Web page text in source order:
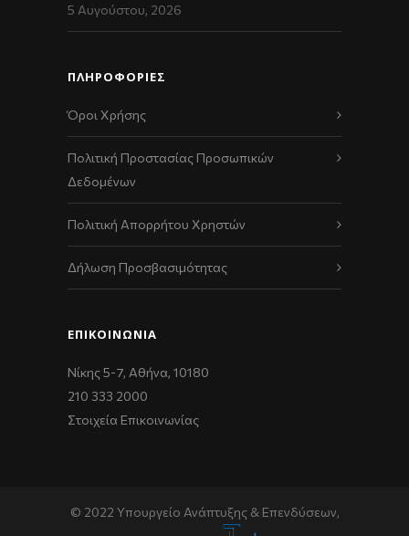
5 Αυγούστου, 2026
ΠΛΗΡΟΦΟΡΙΕΣ
Όροι Χρήσης
Πολιτική Προστασίας Προσωπικών
Δεδομένων
Πολιτική Απορρήτου Χρηστών
Δήλωση Προσβασιμότητας
ΕΠΙΚΟΙΝΩΝΊΑ
Νίκης 5-7, Αθήνα, 10180
210 333 2000
Στοιχεία Επικοινωνίας
© 2022 Υπουργείο Ανάπτυξης & Επενδύσεων,